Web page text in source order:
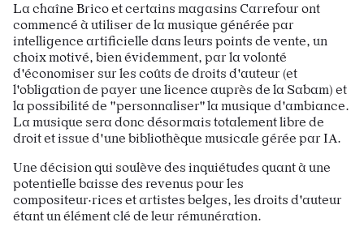
La chaîne Brico et certains magasins Carrefour ont
commencé à utiliser de la musique générée par
intelligence artificielle dans leurs points de vente, un
choix motivé, bien évidemment, par la volonté
d'économiser sur les coûts de droits d'auteur (et
l'obligation de payer une licence auprès de la Sabam) et
la possibilité de "personnaliser" la musique d'ambiance.
La musique sera donc désormais totalement libre de
droit et issue d'une bibliothèque musicale gérée par IA.
Une décision qui soulève des inquiétudes quant à une
potentielle baisse des revenus pour les
compositeur·rices et artistes belges, les droits d'auteur
étant un élément clé de leur rémunération.